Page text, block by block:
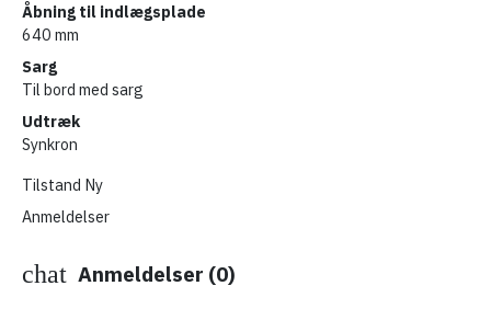
Åbning til indlægsplade
640 mm
Sarg
Til bord med sarg
Udtræk
Synkron
Tilstand Ny
Anmeldelser
chat Anmeldelser (0)